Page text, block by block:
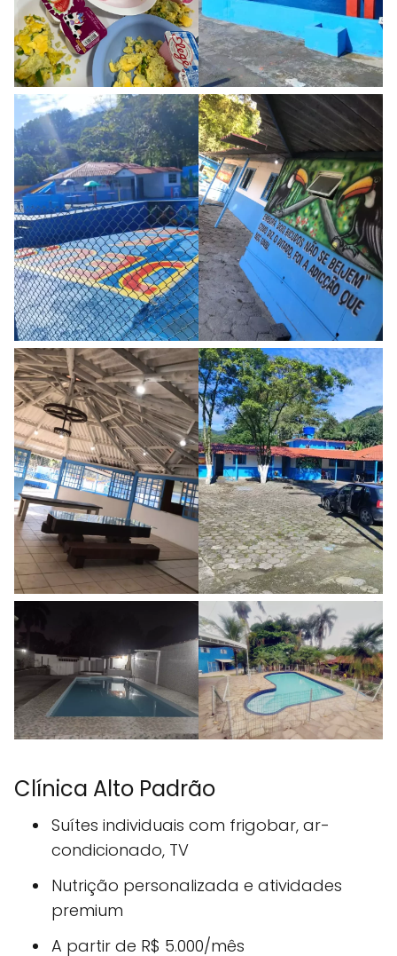
Clínica Alto Padrão
Suítes individuais com frigobar, ar-
condicionado, TV
Nutrição personalizada e atividades
premium
A partir de R$ 5.000/mês